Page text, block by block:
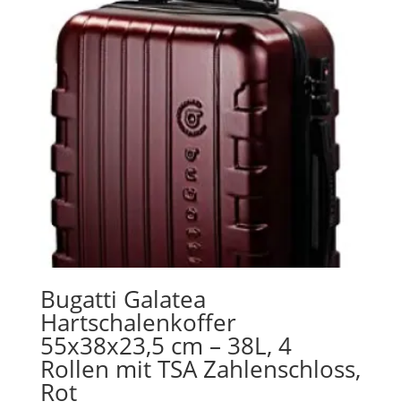
Bugatti Galatea
Hartschalenkoffer
55x38x23,5 cm – 38L, 4
Rollen mit TSA Zahlenschloss,
Rot